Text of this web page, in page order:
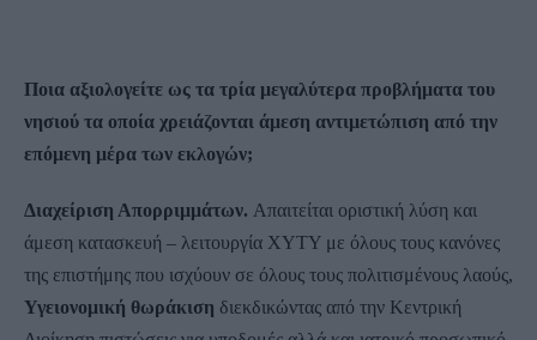
Ποια αξιολογείτε ως τα τρία μεγαλύτερα προβλήματα του
νησιού τα οποία χρειάζονται άμεση αντιμετώπιση από την
επόμενη μέρα των εκλογών;
Διαχείριση Απορριμμάτων. Απαιτείται οριστική λύση και
άμεση κατασκευή – λειτουργία ΧΥΤΥ με όλους τους κανόνες
της επιστήμης που ισχύουν σε όλους τους πολιτισμένους λαούς,
Υγειονομική θωράκιση διεκδικώντας από την Κεντρική